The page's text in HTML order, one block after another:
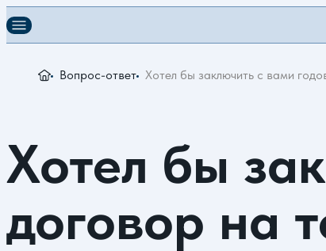
Вопрос-ответ Хотел бы заключить с вами
Хотел бы
договор на